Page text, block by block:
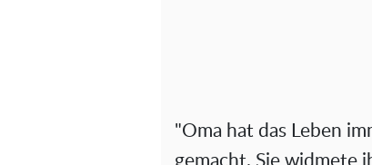
"Oma hat das Leben
gemacht. Sie widmete